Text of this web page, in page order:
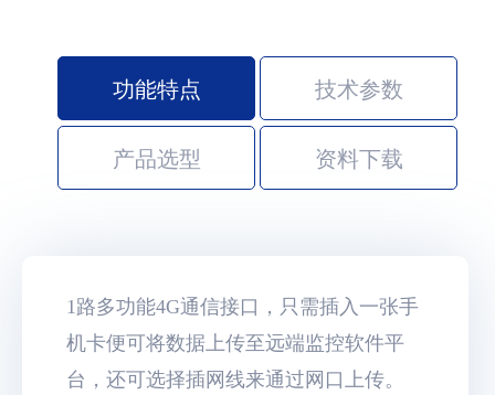
功能特点 技术参数
产品选型 资料下载
1路多功能4G通信接口，只需插入一张手
机卡便可将数据上传至远端监控软件平
台，还可选择插网线来通过网口上传。